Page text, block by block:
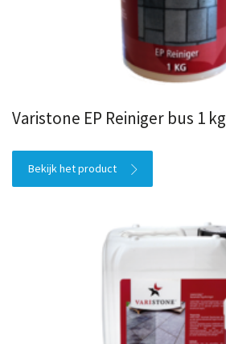
Varistone EP Reiniger bus 1 kg
Bekijk het product